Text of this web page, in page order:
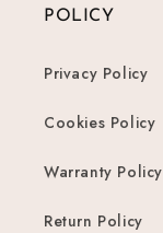
POLICY
Privacy Policy
Cookies Policy
Warranty Policy
Return Policy